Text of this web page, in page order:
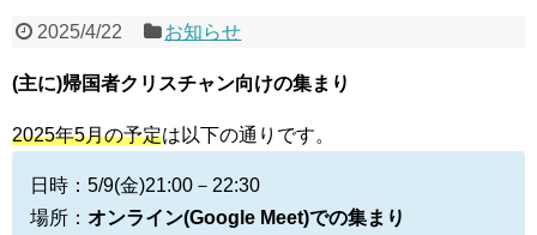
2025/4/22 お知らせ
(主に)帰国者クリスチャン向けの集まり
2025年5月の予定は以下の通りです。
日時：5/9(金)21:00－22:30
場所： オンライン(Google Meet)での集まり